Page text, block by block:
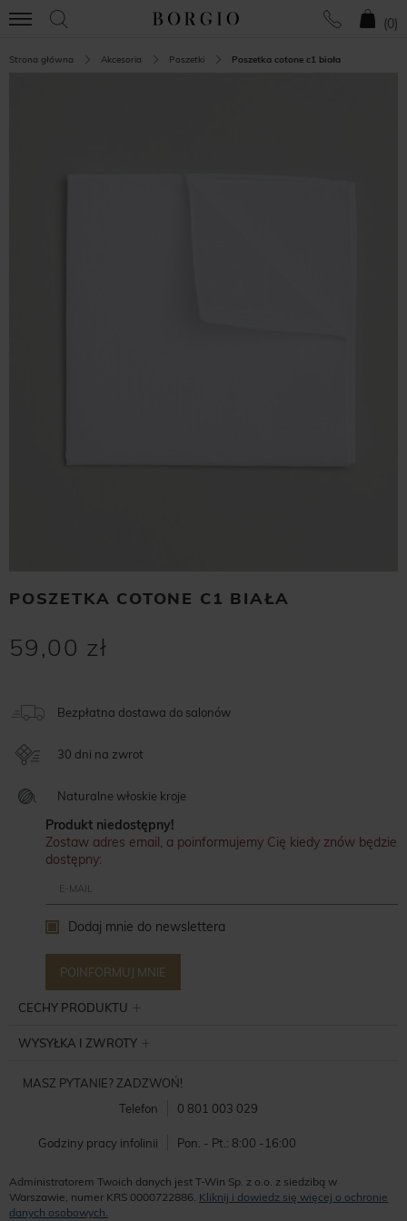
(0)
Strona główna Akcesoria Poszetki Poszetka cotone c1 biała
POSZETKA COTONE C1 BIAŁA
59,00 zł
Bezpłatna dostawa do salonów
30 dni na zwrot
Naturalne włoskie kroje
Produkt niedostępny!
Zostaw adres email, a poinformujemy Cię kiedy znów będzie
dostępny:
Dodaj mnie do newslettera
POINFORMUJ MNIE
CECHY PRODUKTU
WYSYŁKA I ZWROTY
MASZ PYTANIE? ZADZWOŃ!
Telefon
0 801 003 029
Godziny pracy infolinii Pon. - Pt.: 8:00 -16:00
Administratorem Twoich danych jest T-Win Sp. z o.o. z siedzibą w
Warszawie, numer KRS 0000722886. Kliknij i dowiedz się więcej o ochronie
danych osobowych.